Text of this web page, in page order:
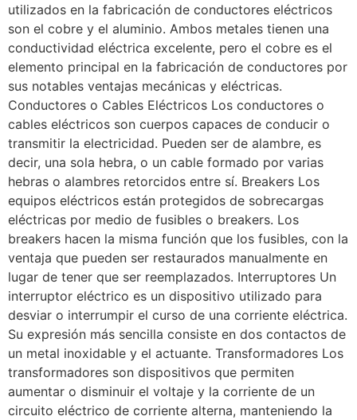
utilizados en la fabricación de conductores eléctricos
son el cobre y el aluminio. Ambos metales tienen una
conductividad eléctrica excelente, pero el cobre es el
elemento principal en la fabricación de conductores por
sus notables ventajas mecánicas y eléctricas.
Conductores o Cables Eléctricos Los conductores o
cables eléctricos son cuerpos capaces de conducir o
transmitir la electricidad. Pueden ser de alambre, es
decir, una sola hebra, o un cable formado por varias
hebras o alambres retorcidos entre sí. Breakers Los
equipos eléctricos están protegidos de sobrecargas
eléctricas por medio de fusibles o breakers. Los
breakers hacen la misma función que los fusibles, con la
ventaja que pueden ser restaurados manualmente en
lugar de tener que ser reemplazados. Interruptores Un
interruptor eléctrico es un dispositivo utilizado para
desviar o interrumpir el curso de una corriente eléctrica.
Su expresión más sencilla consiste en dos contactos de
un metal inoxidable y el actuante. Transformadores Los
transformadores son dispositivos que permiten
aumentar o disminuir el voltaje y la corriente de un
circuito eléctrico de corriente alterna, manteniendo la